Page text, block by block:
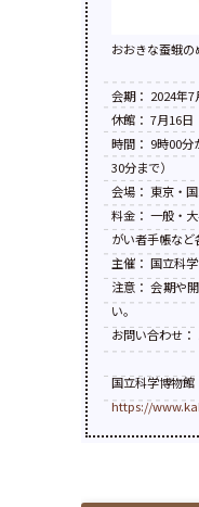
おおきな蚕蛾
会期： 2024年7
休館： 7月16日
時間： 9時00
30分まで）
会場： 東京・
料金： 一般・
がい者手帳な
主催： 国立科
注意： 会期や
い。
お問い合わせ
国立科学博物館
https://